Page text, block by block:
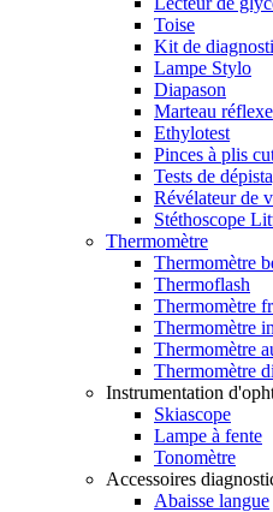
Toise
Kit de
Lampe Stylo
Diapason
Marteau réflexe
Ethylotest
Pinces à plis
Tests de
Révélateur de
Stéthoscope
Thermomètre
Thermomètre
Thermoflash
Thermomètre
Thermomètre
Thermomètre
Thermomètre
Instrumentation
Skiascope
Lampe à fente
Tonomètre
Accessoires
Abaisse langue